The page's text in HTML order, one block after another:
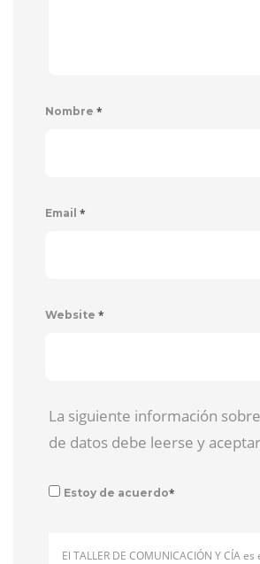
Nombre *
Email *
Website *
La siguiente información
de datos debe leerse y
Estoy de acuerdo*
El TALLER DE COMUNICACIÓN Y CÍA